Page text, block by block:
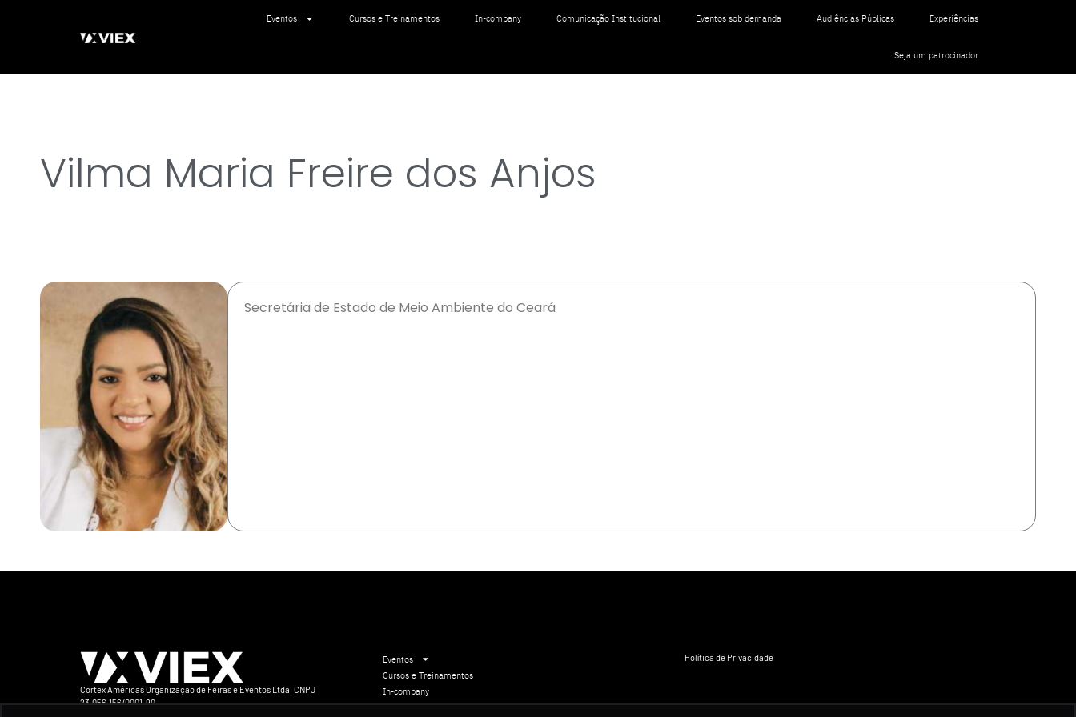
Eventos Cursos e Treinamentos In-company Comunicação Institucional Eventos sob demanda Audiências Públicas Experiências
Seja um patrocinador
Vilma Maria Freire dos Anjos
Secretária de Estado de Meio Ambiente do Ceará
Cortex Américas Organização de Feiras e Eventos Ltda. CNPJ
23.056.156/0001-90
Eventos
Cursos e Treinamentos
In-company
Política de Privacidade